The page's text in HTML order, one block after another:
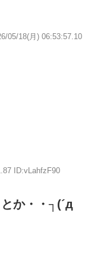
05/18(月) 06:53:57.10
ID:vLahfzF90
か・・┐(´д